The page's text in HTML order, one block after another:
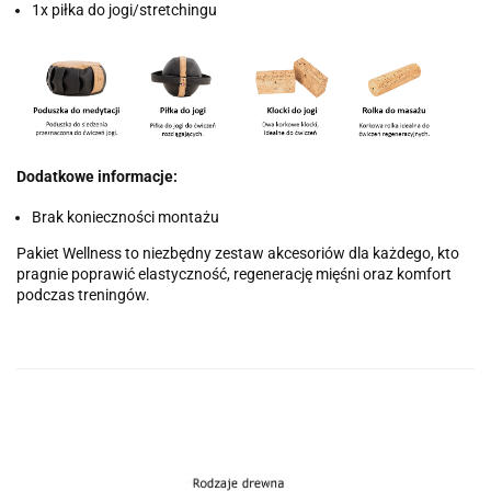
1x piłka do jogi/stretchingu
Dodatkowe informacje:
Brak konieczności montażu
Pakiet Wellness to niezbędny zestaw akcesoriów dla każdego, kto
pragnie poprawić elastyczność, regenerację mięśni oraz komfort
podczas treningów.